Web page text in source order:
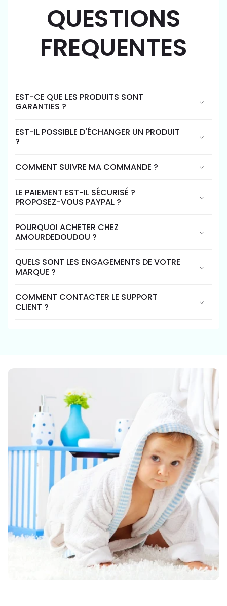
QUESTIONS
FREQUENTES
EST-CE QUE LES PRODUITS SONT
GARANTIES ?
EST-IL POSSIBLE D'ÉCHANGER UN PRODUIT
?
COMMENT SUIVRE MA COMMANDE ?
LE PAIEMENT EST-IL SÉCURISÉ ?
PROPOSEZ-VOUS PAYPAL ?
POURQUOI ACHETER CHEZ
AMOURDEDOUDOU ?
QUELS SONT LES ENGAGEMENTS DE VOTRE
MARQUE ?
COMMENT CONTACTER LE SUPPORT
CLIENT ?